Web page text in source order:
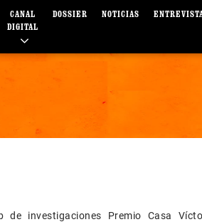
CANAL
DIGITAL
DOSSIER NOTICIAS
investigaciones Premio Casa